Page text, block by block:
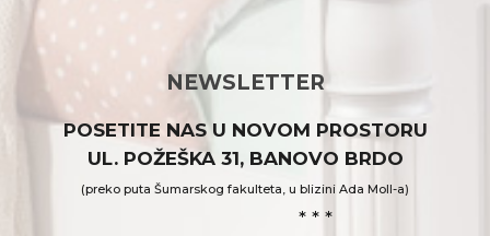
NEWSLETTER
POSETITE NAS U NOVOM PROSTORU
UL. POŽEŠKA 31, BANOVO BRDO
(preko puta Šumarskog fakulteta, u blizini Ada Moll-a)
* * *